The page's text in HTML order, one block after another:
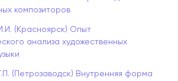
композиторов
(Красноярск) Опыт
анализа художественных
(Петрозаводск) Внутренняя форма